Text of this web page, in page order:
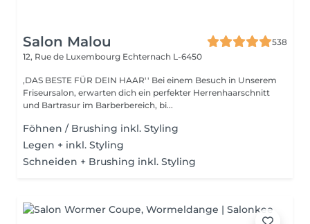
Salon Malou
538
12, Rue de Luxembourg Echternach L-6450
,DAS BESTE FÜR DEIN HAAR'' Bei einem Besuch in Unserem
Friseursalon, erwarten dich ein perfekter Herrenhaarschnitt
und Bartrasur im Barberbereich, bi...
Föhnen / Brushing inkl. Styling
Legen + inkl. Styling
Schneiden + Brushing inkl. Styling